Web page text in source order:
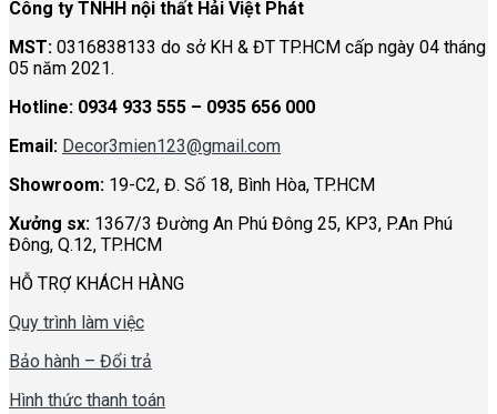
Công ty TNHH nội thất Hải Việt Phát
MST: 0316838133 do sở KH & ĐT TP.HCM cấp ngày 04 tháng
05 năm 2021.
Hotline: 0934 933 555 – 0935 656 000
Email: Decor3mien123@gmail.com
Showroom: 19-C2, Đ. Số 18, Bình Hòa, TP.HCM
Xưởng sx: 1367/3 Đường An Phú Đông 25, KP3, P.An Phú
Đông, Q.12, TP.HCM
HỖ TRỢ KHÁCH HÀNG
Quy trình làm việc
Bảo hành – Đổi trả
Hình thức thanh toán